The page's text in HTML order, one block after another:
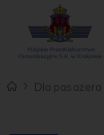
Dla pasażera